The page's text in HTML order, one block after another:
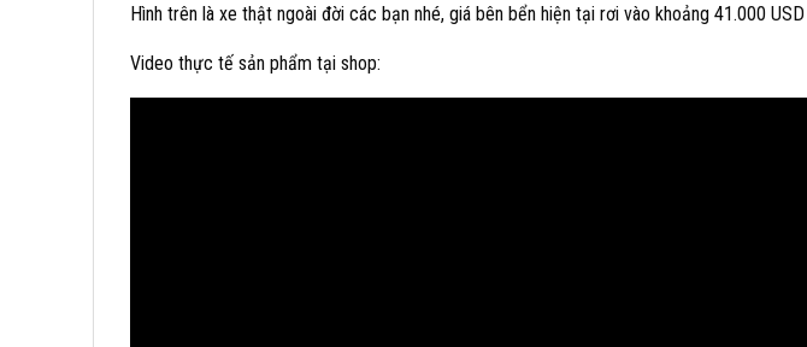
Hình trên là xe thật ngoài đời các bạn nhé, giá bên bển hiện tại rơi vào khoảng 41.000 USD
Video thực tế sản phẩm tại shop: